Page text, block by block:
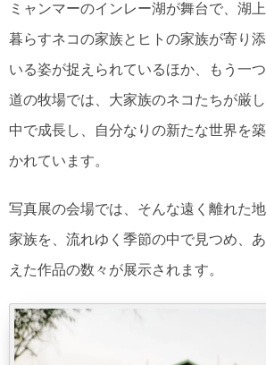
ミャンマーのインレー湖が舞台で、湖
暮らすネコの家族とヒトの家族が寄り
いる姿が捉えられているほか、もう一
道の牧場では、大家族のネコたちが厳
中で成長し、自分なりの新たな世界を
かれています。
写真展の会場では、そんな遠く離れた
家族を、流れゆく季節の中で見つめ、
えた作品の数々が展示されます。